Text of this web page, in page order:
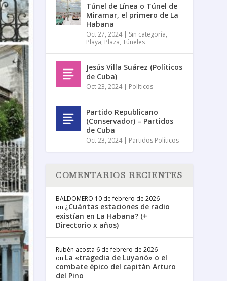
Túnel de Línea o Túnel de
Miramar, el primero de La
Habana
Oct 27, 2024| Sin categoría,
Playa, Plaza,Túneles
Jesús Villa Suárez (Políticos
de Cuba)
Oct 23, 2024| Políticos
Partido Republicano
(Conservador) – Partidos
de Cuba
Oct 23, 2024| Partidos Políticos
COMENTARIOS RECIENTES
BALDOMERO 10 de febrero de 2026
on ¿Cuántas estaciones de radio
existían en La Habana? (+
Directorio x años)
Rubén acosta 6 de febrero de 2026
on La «tragedia de Luyanó» o el
combate épico del capitán Arturo
del Pino